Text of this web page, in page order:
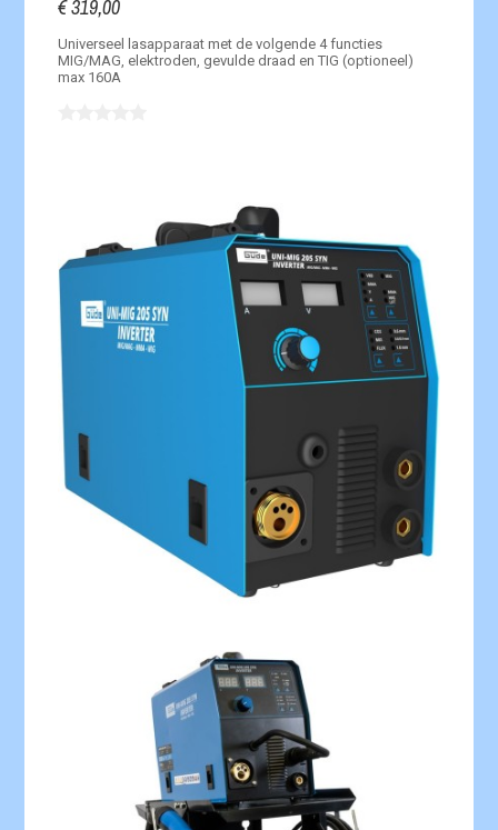
€ 319,00
Universeel lasapparaat met de volgende 4 functies
MIG/MAG, elektroden, gevulde draad en TIG (optioneel)
max 160A